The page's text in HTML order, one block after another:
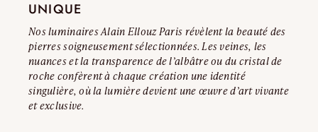
Lire l’avertissement complet
UNIQUE
Nos luminaires Alain Ellouz Paris révèlent la beauté des
pierres soigneusement sélectionnées. Les veines, les
nuances et la transparence de l’albâtre ou du cristal de
roche confèrent à chaque création une identité
singulière, où la lumière devient une œuvre d’art vivante
et exclusive.